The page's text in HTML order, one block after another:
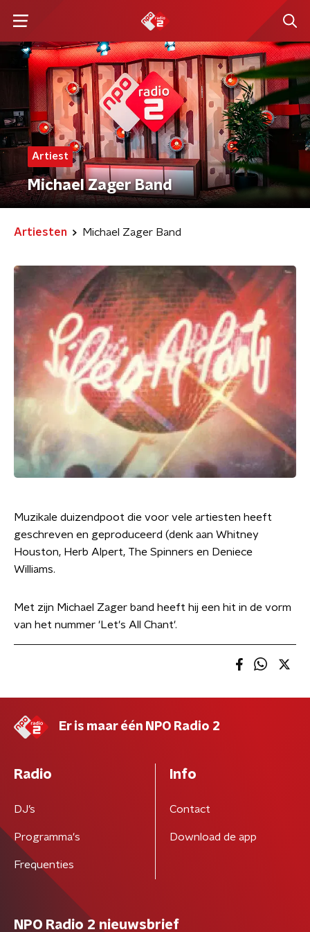
Artiest
Michael Zager Band
Artiesten Michael Zager Band
Muzikale duizendpoot die voor vele artiesten heeft
geschreven en geproduceerd (denk aan Whitney
Houston, Herb Alpert, The Spinners en Deniece
Williams.
Met zijn Michael Zager band heeft hij een hit in de vorm
van het nummer 'Let's All Chant'.
Er is maar één NPO Radio 2
Radio
DJ’s
Programma's
Frequenties
Info
Contact
Download de app
NPO Radio 2 nieuwsbrief